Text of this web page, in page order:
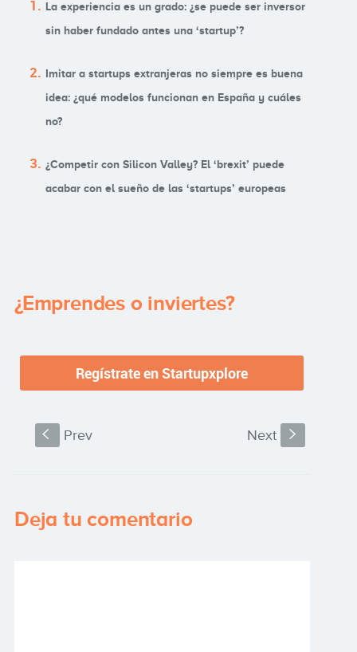
La experiencia es un grado: ¿se puede ser inversor
sin haber fundado antes una ‘startup’?
Imitar a startups extranjeras no siempre es buena
idea: ¿qué modelos funcionan en España y cuáles
no?
¿Competir con Silicon Valley? El ‘brexit’ puede
acabar con el sueño de las ‘startups’ europeas
¿Emprendes o inviertes?
S Prev Next s
Deja tu comentario